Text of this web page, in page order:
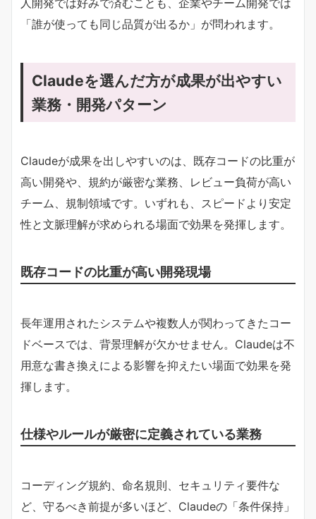
「誰が使っても同じ品質が出るか」が問われます。
Claudeを選んだ方が成果が出やすい
業務・開発パターン
Claudeが成果を出しやすいのは、既存コードの比重が
高い開発や、規約が厳密な業務、レビュー負荷が高い
チーム、規制領域です。いずれも、スピードより安定
性と文脈理解が求められる場面で効果を発揮します。
既存コードの比重が高い開発現場
長年運用されたシステムや複数人が関わってきたコー
ドベースでは、背景理解が欠かせません。Claudeは不
用意な書き換えによる影響を抑えたい場面で効果を発
揮します。
仕様やルールが厳密に定義されている業務
コーディング規約、命名規則、セキュリティ要件な
ど、守るべき前提が多いほど、Claudeの「条件保持」